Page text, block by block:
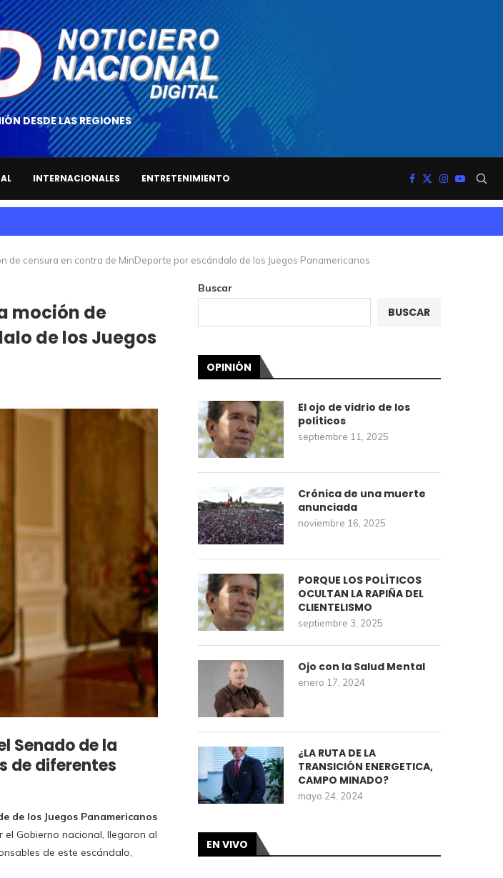
DESDE LAS REGIONES
INTERNACIONALES ENTRETENIMIENTO
de censura en contra de MinDeporte por escándalo de los Juegos Panamericanos
moción de
de los Juegos
Senado de la
de diferentes
de los Juegos Panamericanos
Gobierno nacional, llegaron al
de este escándalo,
Buscar
BUSCAR
OPINIÓN
El ojo de vidrio de los
políticos
septiembre 11, 2025
Crónica de una muerte
anunciada
noviembre 16, 2025
PORQUE LOS POLÍTICOS
OCULTAN LA RAPIÑA DEL
CLIENTELISMO
septiembre 3, 2025
Ojo con la Salud Mental
enero 17, 2024
¿LA RUTA DE LA
TRANSICIÓN ENERGETICA,
CAMPO MINADO?
mayo 24, 2024
EN VIVO